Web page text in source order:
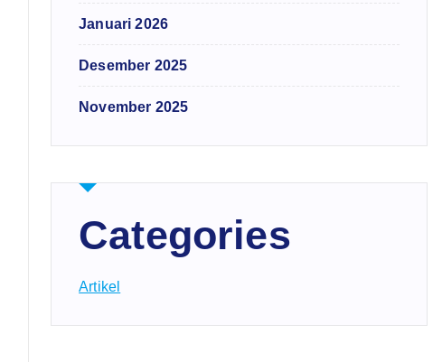
Januari 2026
Desember 2025
November 2025
Categories
Artikel